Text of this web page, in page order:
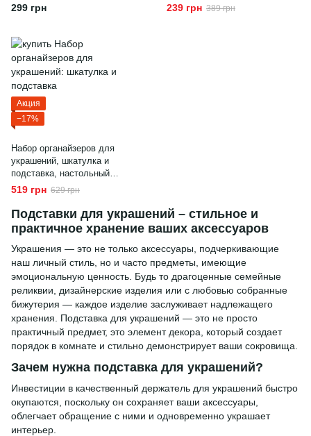
для хранения украшений,
белый
299 грн
хранения серёжек и колец,
черный
239 грн 389 грн
Акция
−17%
Набор органайзеров для
украшений, шкатулка и
подставка, настольный
формат, пластик, для
хранения аксессуаров
519 грн 629 грн
Подставки для украшений – стильное и
практичное хранение ваших аксессуаров
Украшения — это не только аксессуары, подчеркивающие
наш личный стиль, но и часто предметы, имеющие
эмоциональную ценность. Будь то драгоценные семейные
реликвии, дизайнерские изделия или с любовью собранные
бижутерия — каждое изделие заслуживает надлежащего
хранения. Подставка для украшений — это не просто
практичный предмет, это элемент декора, который создает
порядок в комнате и стильно демонстрирует ваши сокровища.
Зачем нужна подставка для украшений?
Инвестиции в качественный держатель для украшений быстро
окупаются, поскольку он сохраняет ваши аксессуары,
облегчает обращение с ними и одновременно украшает
интерьер.